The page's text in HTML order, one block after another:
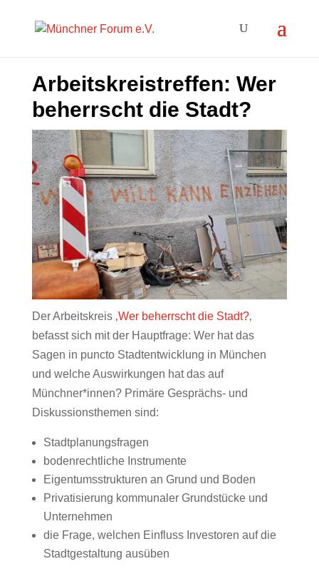
Arbeitskreistreffen: Wer
beherrscht die Stadt?
Der Arbeitskreis ‚Wer beherrscht die Stadt?‚
befasst sich mit der Hauptfrage: Wer hat das
Sagen in puncto Stadtentwicklung in München
und welche Auswirkungen hat das auf
Münchner*innen? Primäre Gesprächs- und
Diskussionsthemen sind:
Stadtplanungsfragen
bodenrechtliche Instrumente
Eigentumsstrukturen an Grund und Boden
Privatisierung kommunaler Grundstücke und
Unternehmen
die Frage, welchen Einfluss Investoren auf die
Stadtgestaltung ausüben